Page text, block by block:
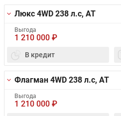
Люкс 4WD 238 л.с, AT
Выгода
1 210 000 ₽
В кредит
Флагман 4WD 238 л.с, AT
Выгода
1 210 000 ₽